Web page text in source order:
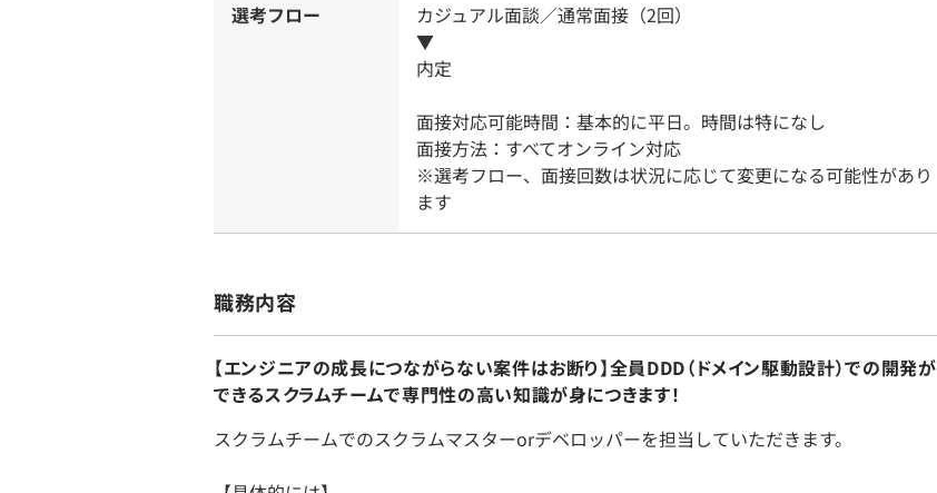
選考フロー
カジュアル面談／通常面接（2回）
▼
内定
面接対応可能時間：基本的に平日。時間は特になし
面接方法：すべてオンライン対応
※選考フロー、面接回数は状況に応じて変更になる可能性があり
ます
職務内容
【エンジニアの成長につながらない案件はお断り】全員DDD（ドメイン駆動設計）での開発が
できるスクラムチームで専門性の高い知識が身につきます！
スクラムチームでのスクラムマスターorデベロッパーを担当していただきます。